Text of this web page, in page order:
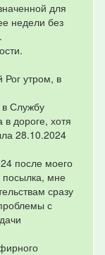
для
недели без
Рог утром, в
Службу
дороге, хотя
28.10.2024
после моего
посылка, мне
сразу
с